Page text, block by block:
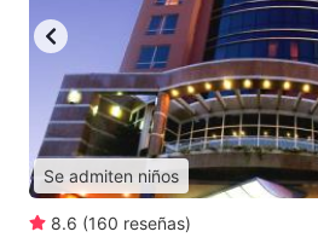
Se admiten niños
8.6 (160 reseñas)